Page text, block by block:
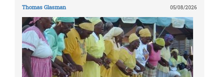
Thomas Glasman 05/08/2026